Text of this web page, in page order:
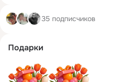
35 подписчиков
Подарки